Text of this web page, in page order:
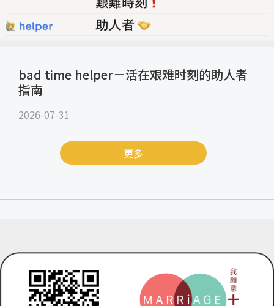
bad time helper－活在艰难时刻的助人者
指南
2026-07-31
更多